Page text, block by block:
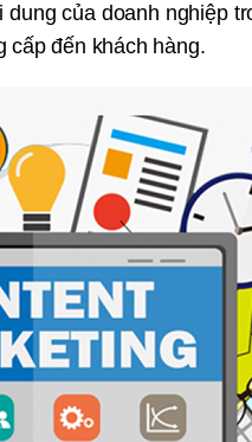
của doanh nghiệp
cấp đến khách hàng.